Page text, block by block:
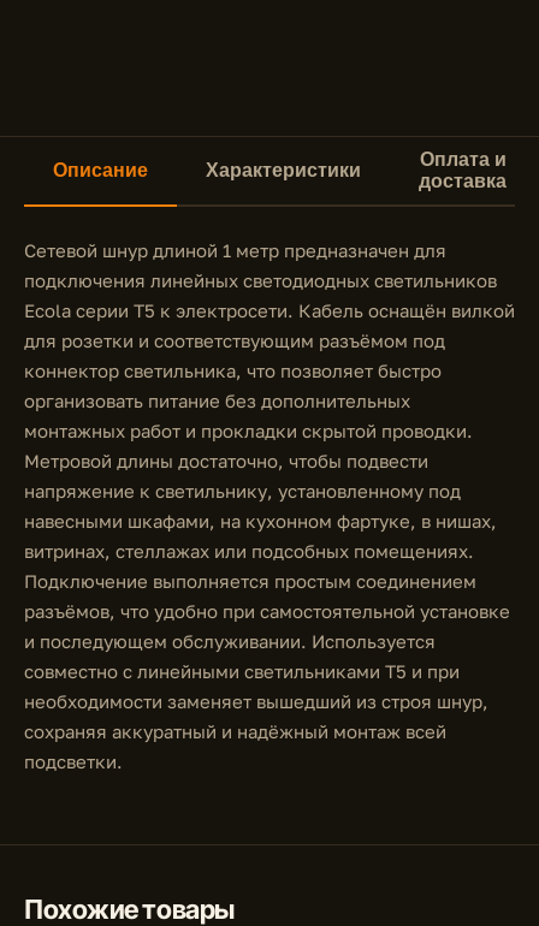
Описание Характеристики
Оплата и
доставка
Сетевой шнур длиной 1 метр предназначен для
подключения линейных светодиодных светильников
Ecola серии T5 к электросети. Кабель оснащён вилкой
для розетки и соответствующим разъёмом под
коннектор светильника, что позволяет быстро
организовать питание без дополнительных
монтажных работ и прокладки скрытой проводки.
Метровой длины достаточно, чтобы подвести
напряжение к светильнику, установленному под
навесными шкафами, на кухонном фартуке, в нишах,
витринах, стеллажах или подсобных помещениях.
Подключение выполняется простым соединением
разъёмов, что удобно при самостоятельной установке
и последующем обслуживании. Используется
совместно с линейными светильниками T5 и при
необходимости заменяет вышедший из строя шнур,
сохраняя аккуратный и надёжный монтаж всей
подсветки.
Похожие товары